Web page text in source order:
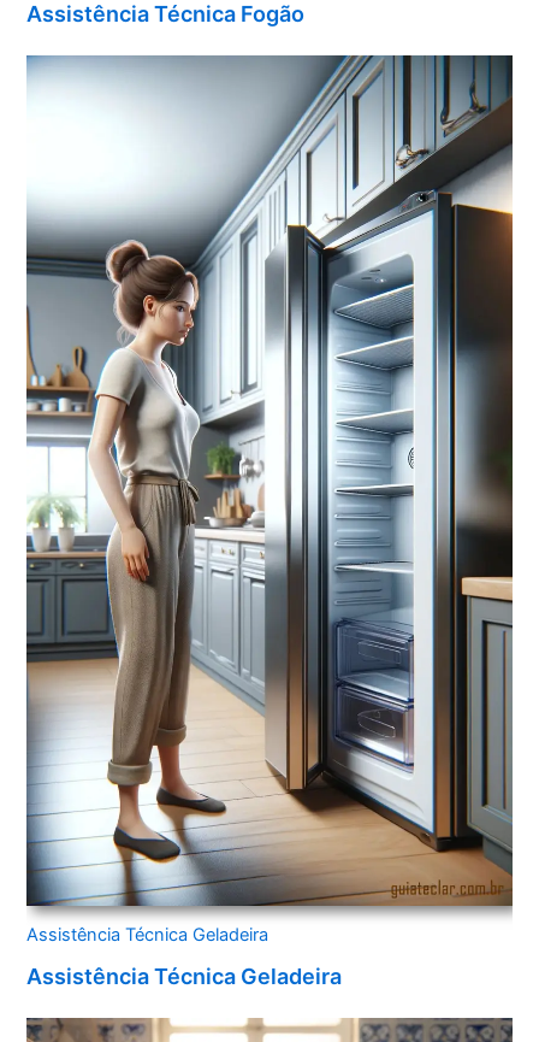
Assistência Técnica Fogão
Assistência Técnica Geladeira
Assistência Técnica Geladeira